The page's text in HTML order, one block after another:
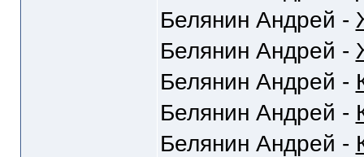
Белянин Андрей -
Белянин Андрей -
Белянин Андрей -
Белянин Андрей -
Белянин Андрей -